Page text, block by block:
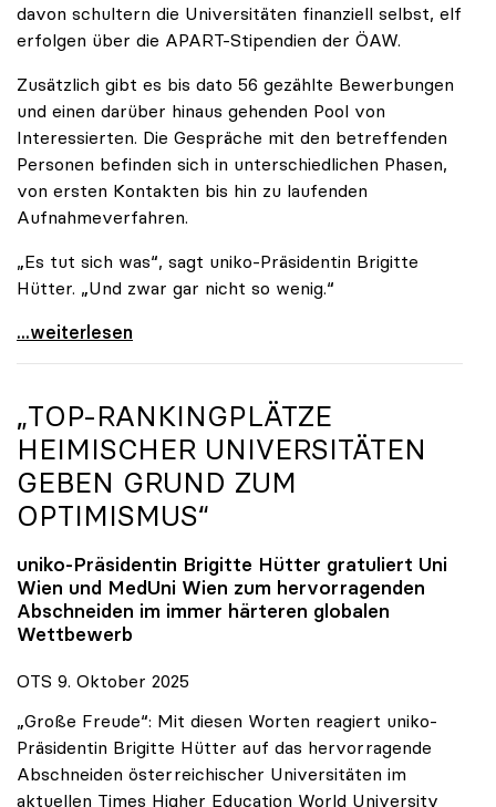
davon schultern die Universitäten finanziell selbst, elf
erfolgen über die APART-Stipendien der ÖAW.
Zusätzlich gibt es bis dato 56 gezählte Bewerbungen
und einen darüber hinaus gehenden Pool von
Interessierten. Die Gespräche mit den betreffenden
Personen befinden sich in unterschiedlichen Phasen,
von ersten Kontakten bis hin zu laufenden
Aufnahmeverfahren.
„Es tut sich was“, sagt uniko-Präsidentin Brigitte
Hütter. „Und zwar gar nicht so wenig.“
Reges Interesse von US-Forscher:innen an
...weiterlesen
„TOP-RANKINGPLÄTZE
HEIMISCHER UNIVERSITÄTEN
GEBEN GRUND ZUM
OPTIMISMUS“
uniko-Präsidentin Brigitte Hütter gratuliert Uni
Wien und MedUni Wien zum hervorragenden
Abschneiden im immer härteren globalen
Wettbewerb
OTS 9. Oktober 2025
„Große Freude“: Mit diesen Worten reagiert uniko-
Präsidentin Brigitte Hütter auf das hervorragende
Abschneiden österreichischer Universitäten im
aktuellen Times Higher Education World University